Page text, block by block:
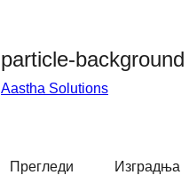
particle-background
Aastha Solutions
Прегледи Изградња